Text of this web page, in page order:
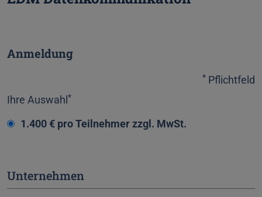
Anmeldung
* Pflichtfeld
Ihre Auswahl *
1.400 € pro Teilnehmer zzgl. MwSt.
Unternehmen